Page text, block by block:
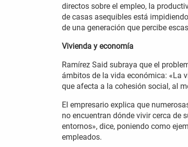
directos sobre el empleo, la
de casas asequibles está
de una generación que percibe
Vivienda y economía
Ramírez Said subraya que el
ámbitos de la vida económica: «La
que afecta a la cohesión social, al
El empresario explica que
no encuentran dónde vivir cerca de
entornos», dice, poniendo como
empleados.